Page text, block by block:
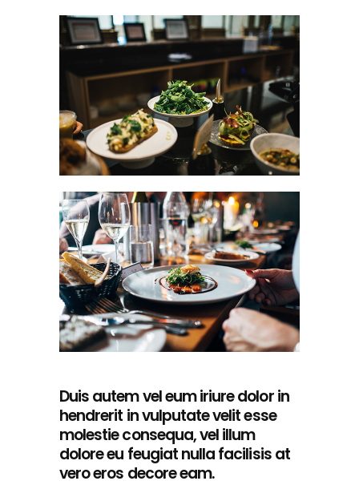
Duis autem vel eum iriure dolor in
hendrerit in vulputate velit esse
molestie consequa, vel illum
dolore eu feugiat nulla facilisis at
vero eros decore eam.